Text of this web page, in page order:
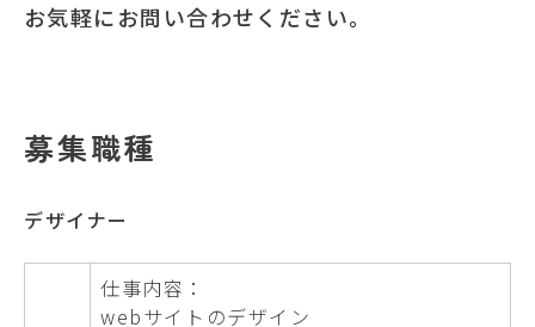
お気軽にお問い合わせください。
募集職種
デザイナー
仕事内容：
webサイトのデザイン